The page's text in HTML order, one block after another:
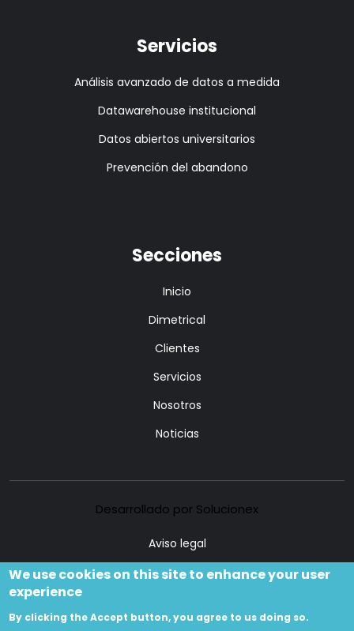
Servicios
Análisis avanzado de datos a medida
Datawarehouse institucional
Datos abiertos universitarios
Prevención del abandono
Secciones
Inicio
Dimetrical
Clientes
Servicios
Nosotros
Noticias
Desarrollado por Solucionex
Aviso legal
Política de privacidad
We use cookies on this site to enhance your user
experience
By clicking the Accept button, you agree to us doing so.